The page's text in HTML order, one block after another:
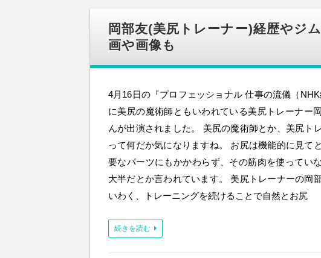
岡部友(美尻トレーナー)経歴やジ
画や画像も
4月16日の『プロフェッショナル 仕事の流儀（NHK
に美尻の魔術師ともいわれている美尻トレーナー
んが出演されました。 美尻の魔術師とか、美尻ト
って何だか気になりますね。 お尻は機能的に見て
要なパーツにもかかわらず、その筋肉を使ってい
大半だとか言われています。 美尻トレーナーの岡
いわく、トレーニングを続けることで自然とお尻
続きを読む